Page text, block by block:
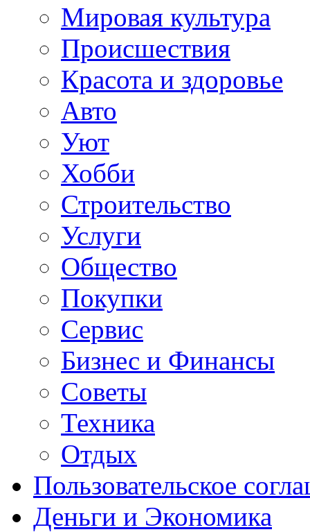
Мировая культура
Происшествия
Красота и здоровье
Авто
Уют
Хобби
Строительство
Услуги
Общество
Покупки
Сервис
Бизнес и Финансы
Советы
Техника
Отдых
Пользовательское
Деньги и Экономика